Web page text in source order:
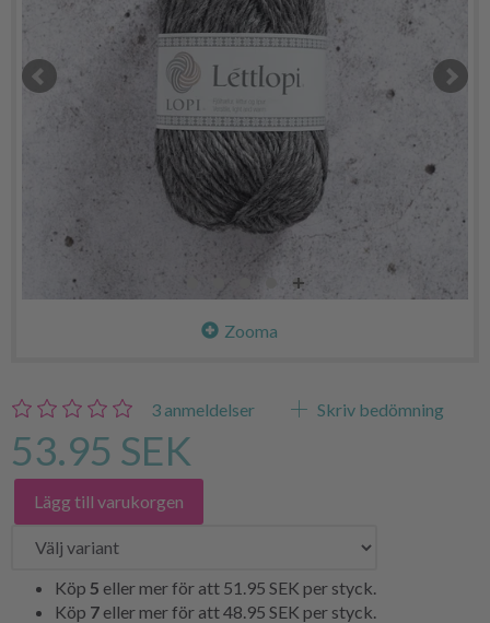
Zooma
3 anmeldelser Skriv bedömning
53.95 SEK
Lägg till varukorgen
Köp 5 eller mer för att 51.95 SEK per styck.
Köp 7 eller mer för att48.95 SEK per styck.